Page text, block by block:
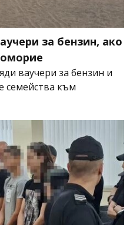
за бензин, ако
ваучери за бензин и
семейства към